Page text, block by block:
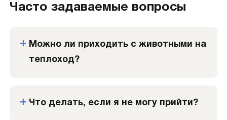
Часто задаваемые вопросы
Можно ли приходить с животными на
теплоход?
Что делать, если я не могу прийти?